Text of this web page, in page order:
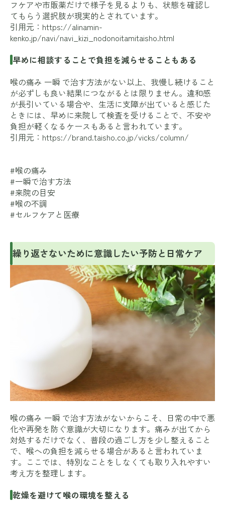
フケアや市販薬だけで様子を見るよりも、状態を確認し
てもらう選択肢が現実的とされています。
引用元： https://alinamin-
kenko.jp/navi/navi_kizi_nodonoitamitaisho.html
早めに相談することで負担を減らせることもある
喉の痛み 一瞬 で治す方法がない以上、我慢し続けること
が必ずしも良い結果につながるとは限りません。違和感
が長引いている場合や、生活に支障が出ていると感じた
ときには、早めに来院して検査を受けることで、不安や
負担が軽くなるケースもあると言われています。
引用元： https://brand.taisho.co.jp/vicks/column/
#喉の痛み
#一瞬で治す方法
#来院の目安
#喉の不調
#セルフケアと医療
繰り返さないために意識したい予防と日常ケア
喉の痛み 一瞬 で治す方法がないからこそ、日常の中で悪
化や再発を防ぐ意識が大切になります。痛みが出てから
対処するだけでなく、普段の過ごし方を少し整えること
で、喉への負担を減らせる場合があると言われていま
す。ここでは、特別なことをしなくても取り入れやすい
考え方を整理します。
乾燥を避けて喉の環境を整える